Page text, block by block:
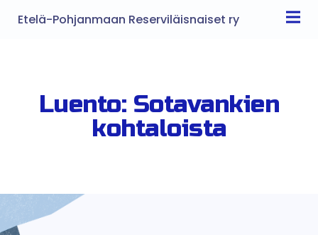
Etelä-Pohjanmaan Reserviläisnaiset ry
Luento: Sotavankien
kohtaloista